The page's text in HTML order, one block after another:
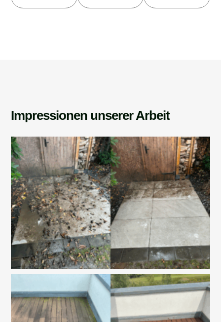
Impressionen unserer Arbeit